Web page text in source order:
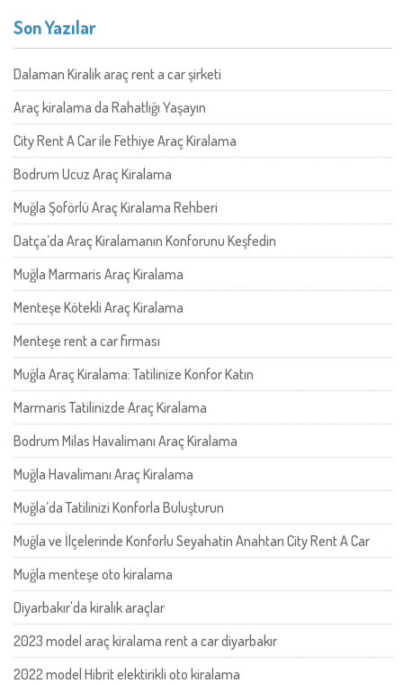
Son Yazılar
Dalaman Kiralik araç rent a car şirketi
Araç kiralama da Rahatlığı Yaşayın
City Rent A Car ile Fethiye Araç Kiralama
Bodrum Ucuz Araç Kiralama
Muğla Şoförlü Araç Kiralama Rehberi
Datça’da Araç Kiralamanın Konforunu Keşfedin
Muğla Marmaris Araç Kiralama
Menteşe Kötekli Araç Kiralama
Menteşe rent a car firması
Muğla Araç Kiralama: Tatilinize Konfor Katın
Marmaris Tatilinizde Araç Kiralama
Bodrum Milas Havalimanı Araç Kiralama
Muğla Havalimanı Araç Kiralama
Muğla’da Tatilinizi Konforla Buluşturun
Muğla ve İlçelerinde Konforlu Seyahatin Anahtarı City Rent A Car
Muğla menteşe oto kiralama
Diyarbakır'da kiralık araçlar
2023 model araç kiralama rent a car diyarbakır
2022 model Hibrit elektirikli oto kiralama